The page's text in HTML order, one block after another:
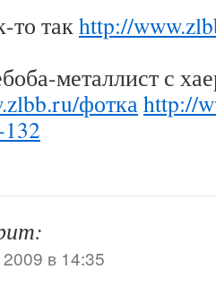
то такhttp://
металлист с
фоткаhttp://
132
в 14:35